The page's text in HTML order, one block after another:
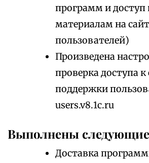
программ и доступ
материалам на
пользователей)
Произведена
проверка доступа к
поддержки
users.v8.1c.ru
Выполнены
Доставка